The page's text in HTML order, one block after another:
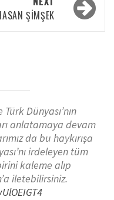
ŞIMŞEK
Dünyası’nın
anlatamaya devam
da bu haykırışa
irdeleyen tüm
kaleme alıp
iletebilirsiniz.